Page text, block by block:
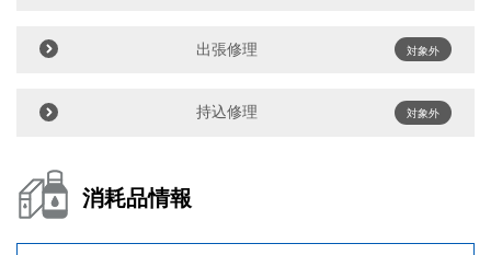
出張修理 対象外
持込修理 対象外
消耗品情報